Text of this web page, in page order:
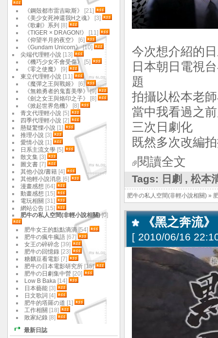
今次想介紹的
日本朝日電視
題
拍攝以松本老
當中我看過之
三次日劇化
既然多次改編
閱讀全文
Tags: 日劇 , 松本
肥牛の私人空間(非輕小說相關) »
《黑之奔流》
[ 2010/06/16
《鋼殼都市雷吉歐斯》
[21]
《美少女死神還我H之魂》
[3]
《歌劇》系列 [8]
《TIGER × DRAGON!》
[11]
《仰望半月的夜空》
[6]
《Gundam Unicorn》[10]
尖端代理輕小說 [13]
《機巧少女不會受傷》
[5]
《零之使魔》
[9]
東立代理輕小說 [11]
《魔彈之王與戰姬》
[6]
《無賴勇者的鬼畜美學》[9]
《劍之女王與烙印之子》
[8]
《掀起世界危機》
[8]
青文代理輕小說 [5]
四季代理輕小說 [2]
懸疑驚慄小說 [1]
推理小說 [3]
愛情小說 [1]
日系主流文學 [5]
散文集 [3]
圖文書 [7]
其他小說/書籍 [4]
其他輕小說消息 [6]
漫畫感想 [64]
動畫感想 [15]
電玩相關 [31]
網站公告 [15]
肥牛の私人空間(非輕小說相關)[0]
肥牛女王的點點滴滴[54]
肥牛の瘋牛瘋語 [67]
女王の碎碎念 [39]
肥牛の回憶錄 [23]
糖黐豆看電影 [7]
肥牛の日本電影研究所 [15]
肥牛の日劇集中營 [20]
Low B Baka [14]
日本藝能 [3]
日文歌詞 [4]
肥牛的塔羅の道 [1]
工作相關 [18]
敗家紀錄 [8]
最新日誌